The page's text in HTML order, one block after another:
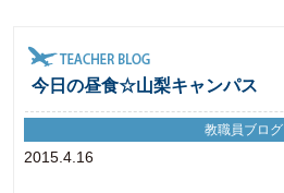
今日の昼食☆山梨キャンパス
2015.4.16
教職員ブログ